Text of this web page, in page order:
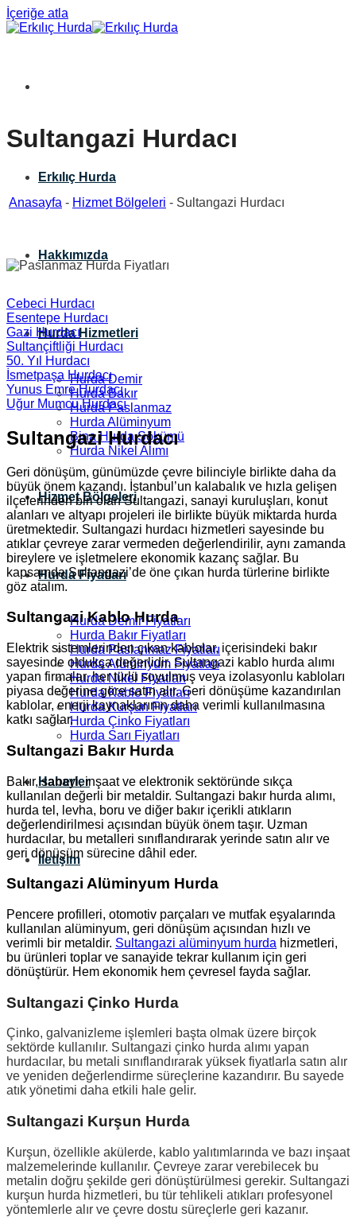
İçeriğe atla
Erkılıç Hurda
Hakkımızda
Hurda Hizmetleri
Hurda Demir
Hurda Bakır
Hurda Paslanmaz
Hurda Alüminyum
Bina Hurda Sökümü
Hurda Nikel Alımı
Hizmet Bölgeleri
Hurda Fiyatları
Hurda Demir Fiyatları
Hurda Bakır Fiyatları
Hurda Paslanmaz Fiyatları
Hurda Alüminyum Fiyatları
Hurda Nikel Fiyatları
Hurda Kablo Fiyatları
Hurda Kurşun Fiyatları
Hurda Çinko Fiyatları
Hurda Sarı Fiyatları
Haberler
İletişim
Sultangazi Hurdacı
Anasayfa - Hizmet Bölgeleri - Sultangazi Hurdacı
Cebeci Hurdacı
Esentepe Hurdacı
Gazi Hurdacı
Sultançiftliği Hurdacı
50. Yıl Hurdacı
İsmetpaşa Hurdacı
Yunus Emre Hurdacı
Uğur Mumcu Hurdacı
Sultangazi Hurdacı
Geri dönüşüm, günümüzde çevre bilinciyle birlikte daha da
büyük önem kazandı. İstanbul’un kalabalık ve hızla gelişen
ilçelerinden biri olan Sultangazi, sanayi kuruluşları, konut
alanları ve altyapı projeleri ile birlikte büyük miktarda hurda
üretmektedir. Sultangazi hurdacı hizmetleri sayesinde bu
atıklar çevreye zarar vermeden değerlendirilir, aynı zamanda
bireylere ve işletmelere ekonomik kazanç sağlar. Bu
kapsamda Sultangazi’de öne çıkan hurda türlerine birlikte
göz atalım.
Sultangazi Kablo Hurda
Elektrik sistemlerinden çıkan kablolar, içerisindeki bakır
sayesinde oldukça değerlidir. Sultangazi kablo hurda alımı
yapan firmalar, her türlü soyulmuş veya izolasyonlu kabloları
piyasa değerine göre satın alır. Geri dönüşüme kazandırılan
kablolar, enerji kaynaklarının daha verimli kullanılmasına
katkı sağlar.
Sultangazi Bakır Hurda
Bakır, sanayi, inşaat ve elektronik sektöründe sıkça
kullanılan değerli bir metaldir. Sultangazi bakır hurda alımı,
hurda tel, levha, boru ve diğer bakır içerikli atıkların
değerlendirilmesi açısından büyük önem taşır. Uzman
hurdacılar, bu metalleri sınıflandırarak yerinde satın alır ve
geri dönüşüm sürecine dâhil eder.
Sultangazi Alüminyum Hurda
Pencere profilleri, otomotiv parçaları ve mutfak eşyalarında
kullanılan alüminyum, geri dönüşüm açısından hızlı ve
verimli bir metaldir. Sultangazi alüminyum hurda hizmetleri,
bu ürünleri toplar ve sanayide tekrar kullanım için geri
dönüştürür. Hem ekonomik hem çevresel fayda sağlar.
Sultangazi Çinko Hurda
Çinko, galvanizleme işlemleri başta olmak üzere birçok
sektörde kullanılır. Sultangazi çinko hurda alımı yapan
hurdacılar, bu metali sınıflandırarak yüksek fiyatlarla satın alır
ve yeniden değerlendirme süreçlerine kazandırır. Bu sayede
atık yönetimi daha etkili hale gelir.
Sultangazi Kurşun Hurda
Kurşun, özellikle akülerde, kablo yalıtımlarında ve bazı inşaat
malzemelerinde kullanılır. Çevreye zarar verebilecek bu
metalin doğru şekilde geri dönüştürülmesi gerekir. Sultangazi
kurşun hurda hizmetleri, bu tür tehlikeli atıkları profesyonel
yöntemlerle alır ve çevre dostu süreçlerle geri kazanır.